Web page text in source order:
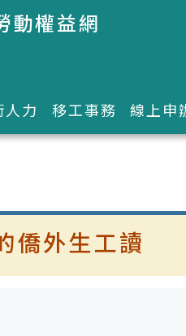
動權益網
力 移工事務 線上申
僑外生工讀